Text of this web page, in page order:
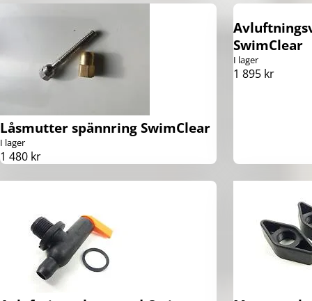
Låsmutter spännring SwimClear
I lager
1 480 kr
SwimClear
I lager
1 895 kr